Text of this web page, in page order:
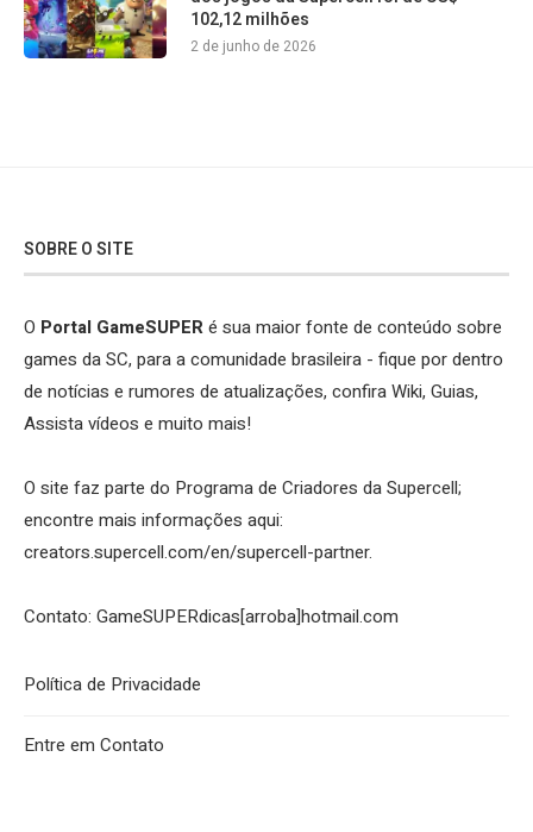
102,12 milhões
2 de junho de 2026
SOBRE O SITE
O Portal GameSUPERé sua maior fonte de conteúdo sobre
games da SC, para a comunidade brasileira - fique por dentro
de notícias e rumores de atualizações, confira Wiki, Guias,
Assista vídeos e muito mais!
O site faz parte do Programa de Criadores da Supercell;
encontre mais informações aqui:
creators.supercell.com/en/supercell-partner.
Contato: GameSUPERdicas[arroba]hotmail.com
Política de Privacidade
Entre em Contato